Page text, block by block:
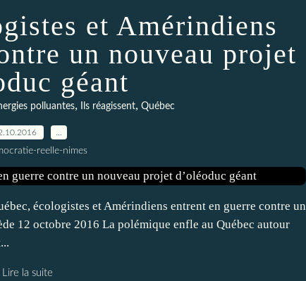
et Amérindiens
un nouveau projet
géant
polluantes, Ils réagissent, Québec
reelle-nimes
écologistes et Amérindiens entrent en guerre contre un
12 octobre 2016 La polémique enfle au Québec autour
Lire la suite